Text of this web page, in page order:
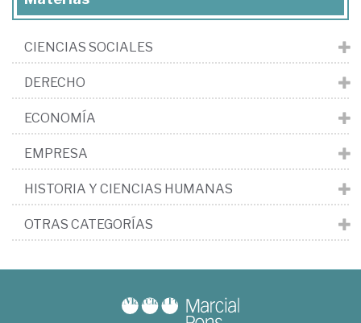
CIENCIAS SOCIALES
DERECHO
ECONOMÍA
EMPRESA
HISTORIA Y CIENCIAS HUMANAS
OTRAS CATEGORÍAS